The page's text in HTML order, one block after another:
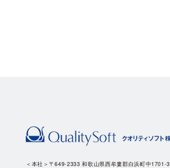
＜本社＞〒649-2333 和歌山県西牟婁郡白浜町中1701-3